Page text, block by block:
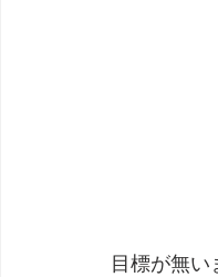
目標が無